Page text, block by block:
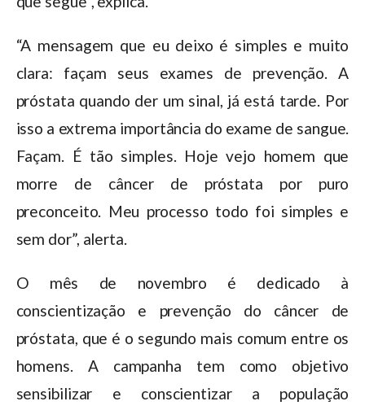
“A mensagem que eu deixo é simples e muito
clara: façam seus exames de prevenção. A
próstata quando der um sinal, já está tarde. Por
isso a extrema importância do exame de sangue.
Façam. É tão simples. Hoje vejo homem que
morre de câncer de próstata por puro
preconceito. Meu processo todo foi simples e
sem dor”, alerta.
O mês de novembro é dedicado à
conscientização e prevenção do câncer de
próstata, que é o segundo mais comum entre os
homens. A campanha tem como objetivo
sensibilizar e conscientizar a população